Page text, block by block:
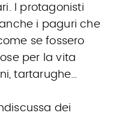
I protagonisti
i paguri che
se fossero
per la vita
tartarughe…
dei